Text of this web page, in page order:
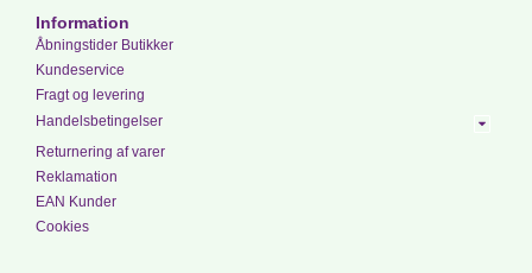
Information
Åbningstider Butikker
Kundeservice
Fragt og levering
Handelsbetingelser
Returnering af varer
Reklamation
EAN Kunder
Cookies